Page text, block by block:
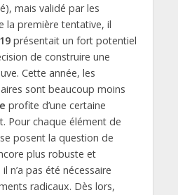
mais validé par les
la première tentative, il
présentait un fort potentiel
de construire une
Cette année, les
sont beaucoup moins
profite d’une certaine
Pour chaque élément de
posent la question de
plus robuste et
n’a pas été nécessaire
radicaux. Dès lors,